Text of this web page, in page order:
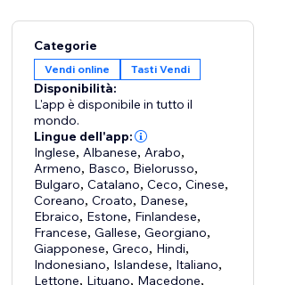
Categorie
Vendi online Tasti Vendi
Disponibilità:
L'app è disponibile in tutto il
mondo.
Lingue dell'app:
Inglese, Albanese, Arabo,
Armeno, Basco, Bielorusso,
Bulgaro,Catalano,Ceco,Cinese,
Coreano,Croato, Danese,
Ebraico, Estone, Finlandese,
Francese,Gallese,Georgiano,
Giapponese,Greco, Hindi,
Indonesiano, Islandese, Italiano,
Lettone, Lituano, Macedone,